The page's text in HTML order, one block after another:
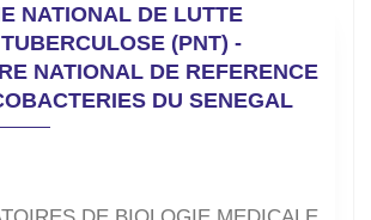
NATIONAL DE LUTTE
(PNT) -
NATIONAL DE REFERENCE
DU SENEGAL